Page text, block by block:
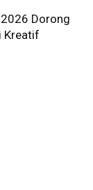
Dorong
Kreatif